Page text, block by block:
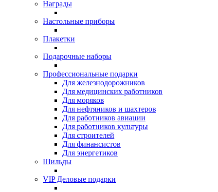
Награды
Настольные приборы
Плакетки
Подарочные наборы
Профессиональные подарки
Для железнодорожников
Для медицинских работников
Для моряков
Для нефтяников и шахтеров
Для работников авиации
Для работников культуры
Для строителей
Для финансистов
Для энергетиков
Шильды
VIP Деловые подарки